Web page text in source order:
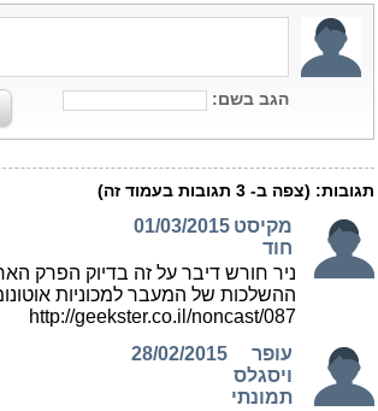
הגב בשם:
תגובות: (צפה ב- 3 תגובות בעמוד זה)
מקיסט
חוד
01/03/2015
ניר חורש דיבר על זה בדיוק הפרק
ההשלכות של המעבר למכוניות
http://geekster.co.il/noncast/087
עופר
ויסגלס
תמונתי
28/02/2015